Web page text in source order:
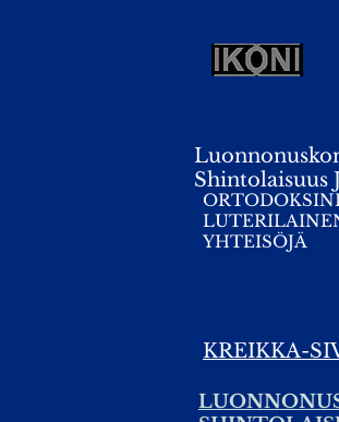
Shintolaisuus
YHTEISÖJÄ
KREIKKA-